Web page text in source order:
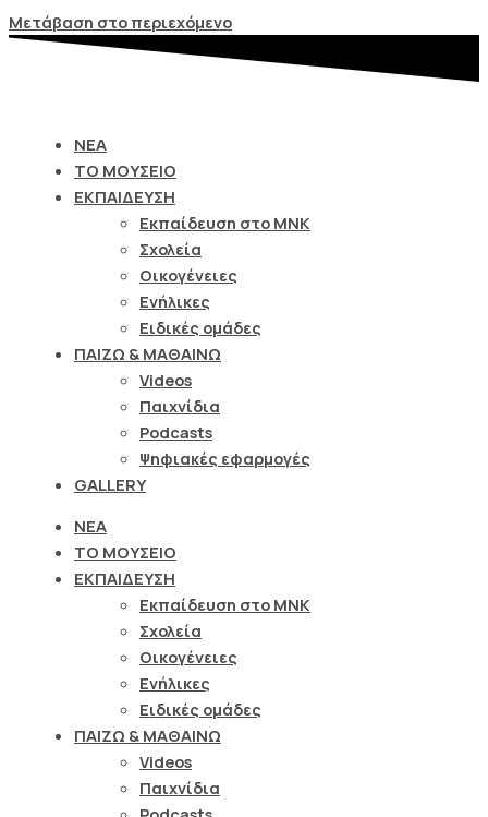
Σημείωση:
Αυτός
σύστημα
προσβασιμότητας.
Μετάβαση στο περιεχόμενο
ΝΕΑ
ΤΟ ΜΟΥΣΕΙΟ
ΕΚΠΑΙΔΕΥΣΗ
Εκπαίδευση στο ΜΝΚ
Σχολεία
Οικογένειες
Ενήλικες
Ειδικές ομάδες
ΠΑΙΖΩ & ΜΑΘΑΙΝΩ
Videos
Παιχνίδια
Podcasts
Ψηφιακές εφαρμογές
GALLERY
ΝΕΑ
ΤΟ ΜΟΥΣΕΙΟ
ΕΚΠΑΙΔΕΥΣΗ
Εκπαίδευση στο ΜΝΚ
Σχολεία
Οικογένειες
Ενήλικες
Ειδικές ομάδες
ΠΑΙΖΩ & ΜΑΘΑΙΝΩ
Videos
Παιχνίδια